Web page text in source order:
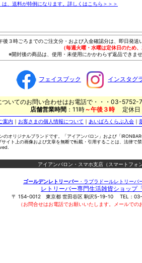
、送料が特例になります。詳しくはこちら＞＞＞
後３時ごろまでのご注文分・および入金確認分は、即日発
（毎週火曜・水曜は定休日のため
※開封後の商品は、使用・未使用にかかわらず返品できま
フェイスブック インスタグ
ついてのお問い合わせはお電話で・・・03-5752-
店舗営業時間 ：11時～午後３時 定休
案内 ｜ お客さまの個人情報について ｜ あいばろくらぶ入会 ｜
のオリジナルブランドです。「アイアンバロン」および「
イト上の画像および文章を無断で転載・引用することは、法律で
アイアンバロン・スマホ支店（スマートフォ
ゴールデンレトリーバー ・ラブラドールレトリー
レトリーバー専門生活雑貨ショップ
〒 154-0012 東京都 世田谷区 駒沢5-19-10 TEL：
（お問合せはお電話でお願いいたします。メールで